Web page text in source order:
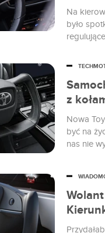
Na
było
z
Nowa
być na
nas nie